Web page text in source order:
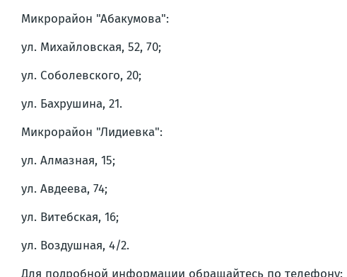
Микрорайон "Абакумова":
ул. Михайловская, 52, 70;
ул. Соболевского, 20;
ул. Бахрушина, 21.
Микрорайон "Лидиевка":
ул. Алмазная, 15;
ул. Авдеева, 74;
ул. Витебская, 16;
ул. Воздушная, 4/2.
Для подробной информации обращайтесь по телефону: